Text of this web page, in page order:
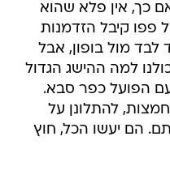
כך, אין פלא שהוא
פפו קיבל הזדמנות
מול בופון, אבל
למה ההישג הגדול
הפועל כפר סבא.
להתלונן על
הם יעשו הכל, חוץ